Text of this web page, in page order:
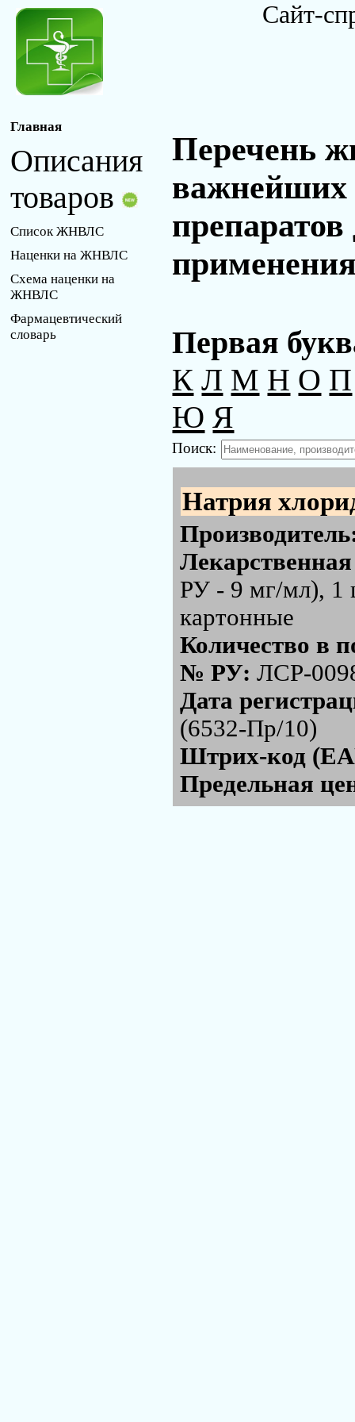
Сайт-
Главная
Описания
товаров
Список ЖНВЛС
Наценки на ЖНВЛС
Схема наценки на
ЖНВЛС
Фармацевтический
словарь
Перечень
важнейших
Первая
К Л М Н О П
Ю Я
Поиск:
Натрия
РУ - 9 мг/мл), 1
картонные
Количество в
№ РУ:ЛСР-
Дата
(6532-Пр/10)
Штрих-код
Предельная